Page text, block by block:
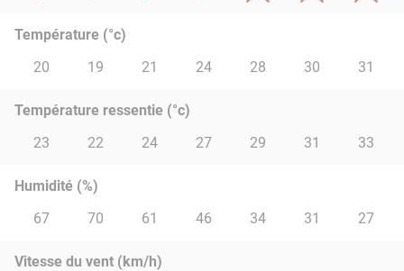
Température (°c)
20
19 21 24 28 30 31
Température ressentie (°c)
23
22 24 27 29 31 33
Humidité (%)
67
70 61 46 34 31 27
Vitesse du vent (km/h)